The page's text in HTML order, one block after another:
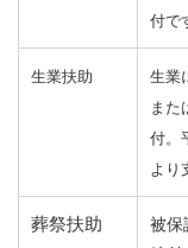
付で
生業扶助
生業
また
付。
より
葬祭扶助
被保